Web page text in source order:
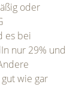
oder
es bei
nur 29% und
wie gar